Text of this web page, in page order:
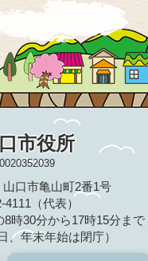
市役所
口市亀山町2番1号
4111（代表）
時30分から17時15分まで
、年末年始は閉庁）